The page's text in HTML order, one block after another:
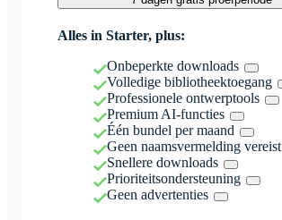
Alles in Starter, plus:
Onbeperkte downloads
Volledige bibliotheektoegang
Professionele ontwerptools
Premium AI-functies
Één bundel per maand
Geen naamsvermelding vereist
Snellere downloads
Prioriteitsondersteuning
Geen advertenties